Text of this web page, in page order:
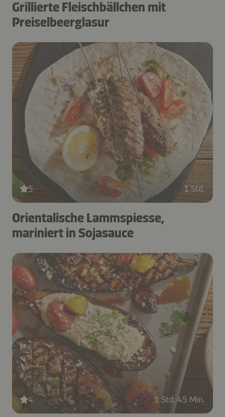
Grillierte Fleischbällchen mit
Preiselbeerglasur
5 1 Std.
Orientalische Lammspiesse,
mariniert in Sojasauce
4 1 Std. 45 Min.